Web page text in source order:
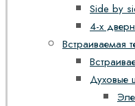
Side by
4-х
Встраиваемая
Духовые